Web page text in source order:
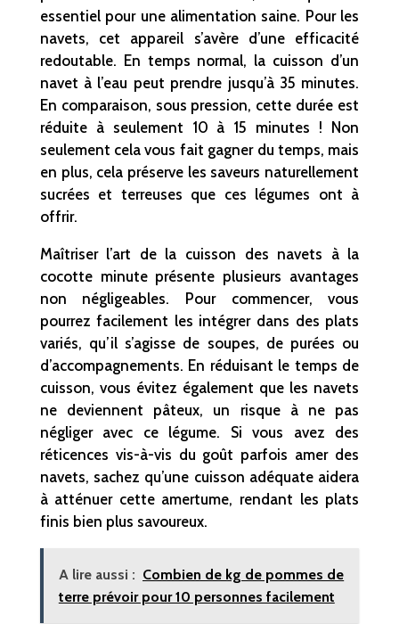
essentiel pour une alimentation saine. Pour les
navets, cet appareil s’avère d’une efficacité
redoutable. En temps normal, la cuisson d’un
navet à l’eau peut prendre jusqu’à 35 minutes.
En comparaison, sous pression, cette durée est
réduite à seulement 10 à 15 minutes ! Non
seulement cela vous fait gagner du temps, mais
en plus, cela préserve les saveurs naturellement
sucrées et terreuses que ces légumes ont à
offrir.
Maîtriser l’art de la cuisson des navets à la
cocotte minute présente plusieurs avantages
non négligeables. Pour commencer, vous
pourrez facilement les intégrer dans des plats
variés, qu’il s’agisse de soupes, de purées ou
d’accompagnements. En réduisant le temps de
cuisson, vous évitez également que les navets
ne deviennent pâteux, un risque à ne pas
négliger avec ce légume. Si vous avez des
réticences vis-à-vis du goût parfois amer des
navets, sachez qu’une cuisson adéquate aidera
à atténuer cette amertume, rendant les plats
finis bien plus savoureux.
A lire aussi : Combien de kg de pommes de
terre prévoir pour 10 personnes facilement